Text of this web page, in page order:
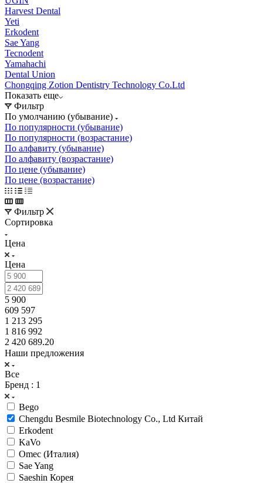
Harvest Dental
Yeti
Erkodent
Sae Yang
Tecnodent
Yamahachi
Dental Union
Chongqing Zotion Dentistry Technology Co.Ltd
Показать еще
Фильтр
По умолчанию (убывание)
По популярности (убывание)
По популярности (возрастание)
По алфавиту (убывание)
По алфавиту (возрастание)
По цене (убывание)
По цене (возрастание)
Фильтр
Сортировка
Цена
Цена
5 900
609 597
1 213 295
1 816 992
2 420 689.20
Наши предложения
Все
Бренд : 1
Bego
Chengdu Besmile Biotechnology Co., Ltd Китай
Erkodent
KaVo
Omec (Италия)
Sae Yang
Saeshin Корея